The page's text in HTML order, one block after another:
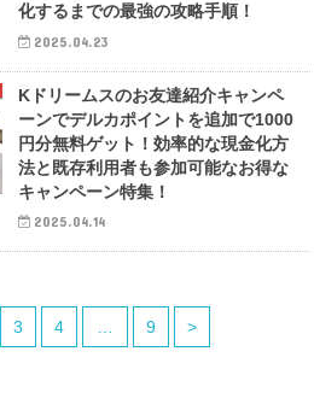
化するまでの最強の攻略手順！
2025.04.23
Kドリームスのお友達紹介キャンペ
ーンでデルカポイントを追加で1000
円分無料ゲット！効率的な現金化方
法と既存利用者も参加可能なお得な
キャンペーン特集！
2025.04.14
3 4 … 9 >